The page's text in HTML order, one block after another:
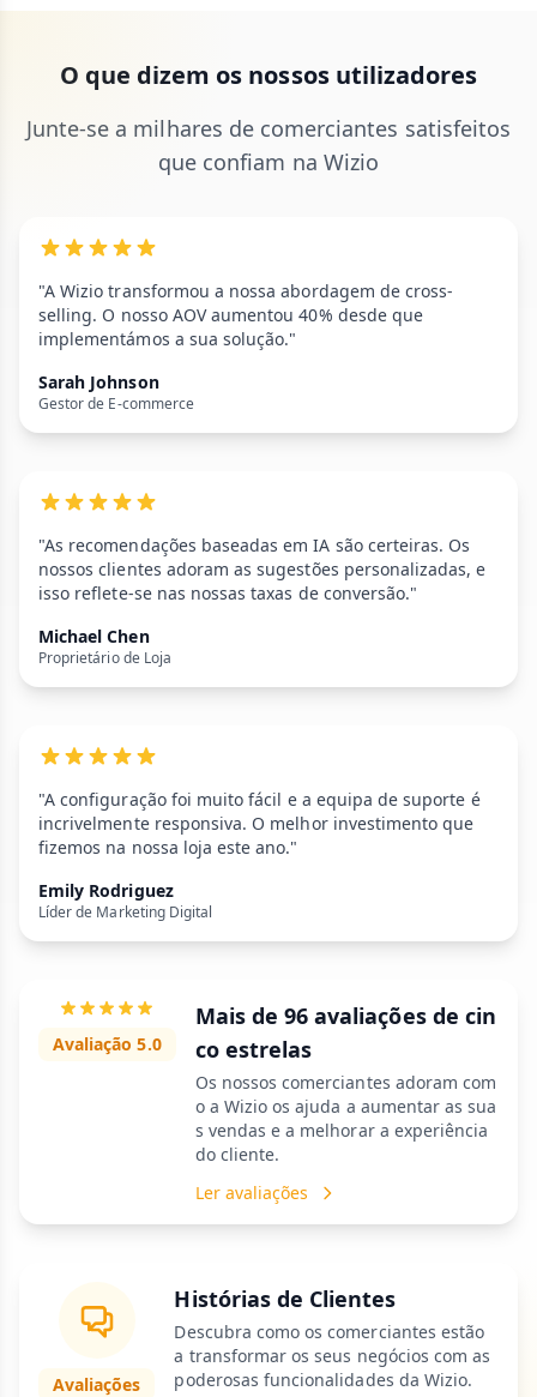
O que dizem os nossos utilizadores
Junte-se a milhares de comerciantes satisfeitos
que confiam na Wizio
"A Wizio transformou a nossa abordagem de cross-
selling. O nosso AOV aumentou 40% desde que
implementámos a sua solução."
Sarah Johnson
Gestor de E-commerce
"As recomendações baseadas em IA são certeiras. Os
nossos clientes adoram as sugestões personalizadas, e
isso reflete-se nas nossas taxas de conversão."
Michael Chen
Proprietário de Loja
"A configuração foi muito fácil e a equipa de suporte é
incrivelmente responsiva. O melhor investimento que
fizemos na nossa loja este ano."
Emily Rodriguez
Líder de Marketing Digital
Avaliação 5.0
Mais de 96 avaliações de cin
co estrelas
Os nossos comerciantes adoram com
o a Wizio os ajuda a aumentar as sua
s vendas e a melhorar a experiência
do cliente.
Ler avaliações
Avaliações
Histórias de Clientes
Descubra como os comerciantes estão
a transformar os seus negócios com as
poderosas funcionalidades da Wizio.